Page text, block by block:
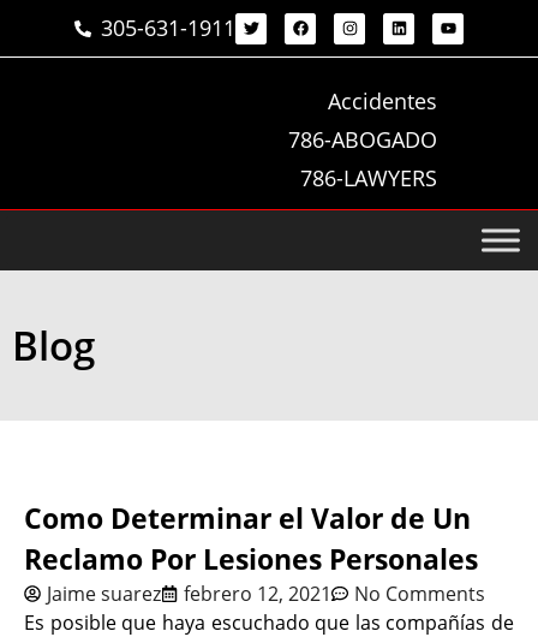
305-631-1911
Accidentes
786-ABOGADO
786-LAWYERS
Blog
Como Determinar el Valor de Un
Reclamo Por Lesiones Personales
Jaime suarez febrero 12, 2021
No Comments
Es posible que haya escuchado que las compañías de